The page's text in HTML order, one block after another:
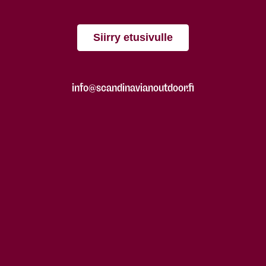
Siirry etusivulle
info@scandinavianoutdoor.fi